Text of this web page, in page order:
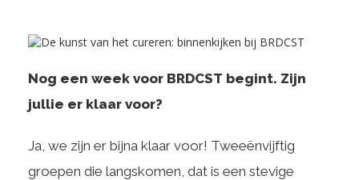
Nog een week voor BRDCST begint. Zijn
jullie er klaar voor?
Ja, we zijn er bijna klaar voor! Tweeënvijftig
groepen die langskomen, dat is een stevige